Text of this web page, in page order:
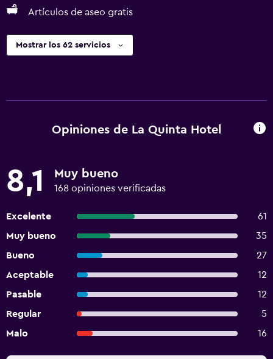
Artículos de aseo gratis
Mostrar los 62 servicios
Opiniones de La Quinta Hotel
8,1 Muy bueno
168 opiniones verificadas
Excelente
61
Muy bueno
35
Bueno
27
Aceptable
12
Pasable
12
Regular
5
Malo
16